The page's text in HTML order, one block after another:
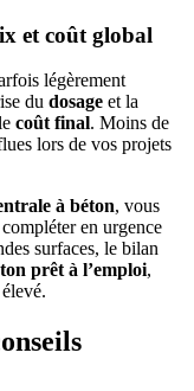
et coût global
légèrement
du dosage et la
coût final. Moins de
lors de vos projets
à béton, vous
en urgence
surfaces, le bilan
prêt à l’emploi,